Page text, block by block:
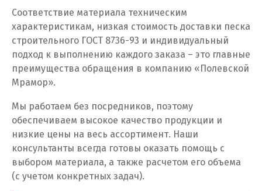
Кузино
Курск
Кушва
Лангепас
Липецк
Лобня
Соответствие материала техническим
характеристикам, низкая стоимость доставки песка
строительного ГОСТ 8736-93 и индивидуальный
подход к выполнению каждого заказа – это главные
преимущества обращения в компанию «Полевской
Мрамор».
Мы работаем без посредников, поэтому
обеспечиваем высокое качество продукции и
низкие цены на весь ассортимент. Наши
консультанты всегда готовы оказать помощь с
выбором материала, а также расчетом его объема
(с учетом конкретных задач).